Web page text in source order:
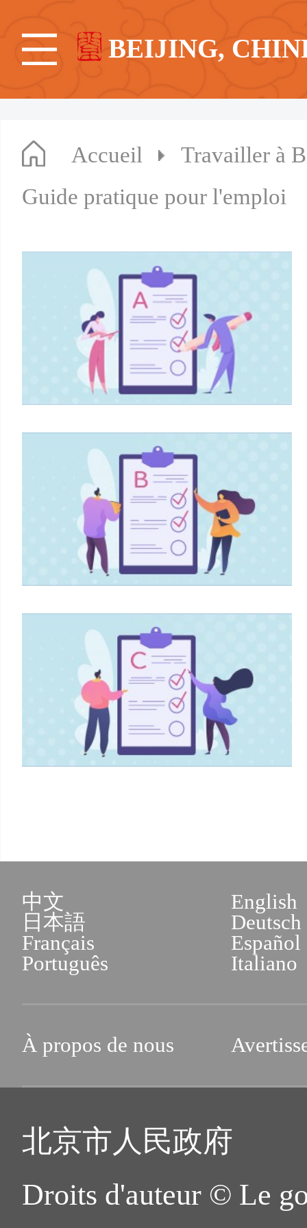
BEIJING,
Accueil
Travailler à
Guide pratique pour l'emploi
中文
English
日本語
Deutsch
Français
Español
Português
Italiano
À propos de nous
北京市人民政府
Droits d'auteur © Le